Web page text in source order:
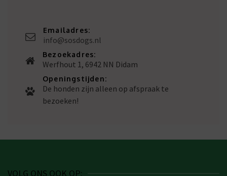
Emailadres:
info@sosdogs.nl
Bezoekadres:
Werfhout 1, 6942 NN Didam
Openingstijden:
De honden zijn alleen op afspraak te
bezoeken!
VOLG ONS OOK OP: